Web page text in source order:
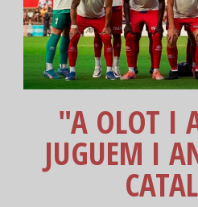
"A OLOT I
JUGUEM I